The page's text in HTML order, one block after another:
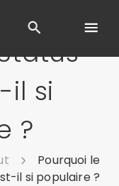
il si
?
Pourquoi le
il si populaire ?